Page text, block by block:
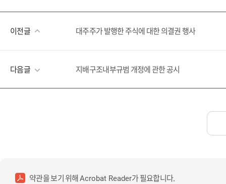
이전글 대주주가 발행한 주식에 대한 의결권 행사
다음글 지배구조내부규범 개정에 관한 공시
약관을 보기 위해Acrobat Reader가 필요합니다.